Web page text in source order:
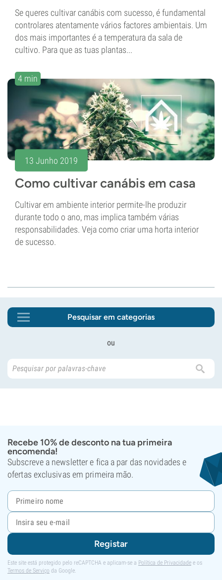
Se queres cultivar canábis com sucesso, é fundamental
controlares atentamente vários factores ambientais. Um
dos mais importantes é a temperatura da sala de
cultivo. Para que as tuas plantas...
4 min
13 Junho 2019
Como cultivar canábis em casa
Cultivar em ambiente interior permite-lhe produzir
durante todo o ano, mas implica também várias
responsabilidades. Veja como criar uma horta interior
de sucesso.
Pesquisar em categorias
ou
Recebe 10% de desconto na tua primeira
encomenda!
Subscreve a newsletter e fica a par das novidades e
ofertas exclusivas em primeira mão.
Registar
Este site está protegido pelo reCAPTCHA e aplicam-se a Política de Privacidade e os
Termos de Serviço da Google.